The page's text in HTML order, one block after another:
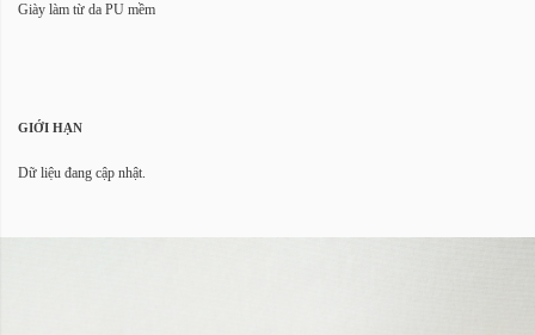
Giày làm từ da PU mềm
GIỚI HẠN
Dữ liệu đang cập nhật.